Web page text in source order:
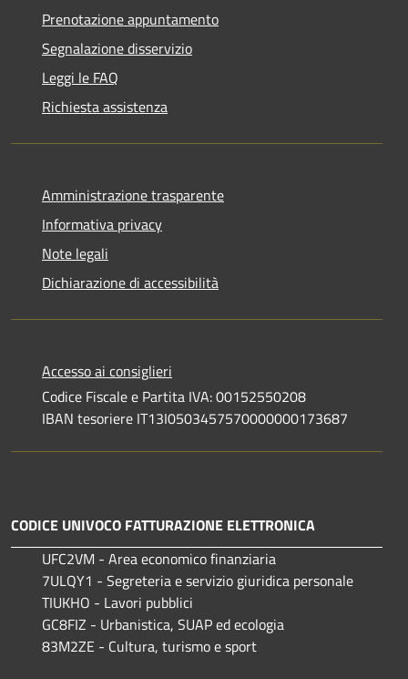
Prenotazione appuntamento
Segnalazione disservizio
Leggi le FAQ
Richiesta assistenza
Amministrazione trasparente
Informativa privacy
Note legali
Dichiarazione di accessibilità
Accesso ai consiglieri
Codice Fiscale e Partita IVA: 00152550208
IBAN tesoriere IT13I0503457570000000173687
CODICE UNIVOCO FATTURAZIONE ELETTRONICA
UFC2VM - Area economico finanziaria
7ULQY1 - Segreteria e servizio giuridica personale
TIUKHO - Lavori pubblici
GC8FIZ - Urbanistica, SUAP ed ecologia
83M2ZE - Cultura, turismo e sport